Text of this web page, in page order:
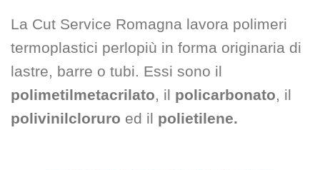
La Cut Service Romagna lavora polimeri
termoplastici perlopiù in forma originaria di
lastre, barre o tubi. Essi sono il
polimetilmetacrilato, il policarbonato, il
polivinilcloruro ed il polietilene.